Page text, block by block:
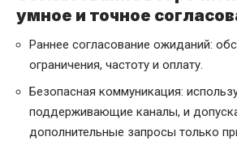
умное и точное
Раннее согласование ожиданий:
ограничения, частоту и оплату.
Безопасная коммуникация:
поддерживающие каналы, и
дополнительные запросы только